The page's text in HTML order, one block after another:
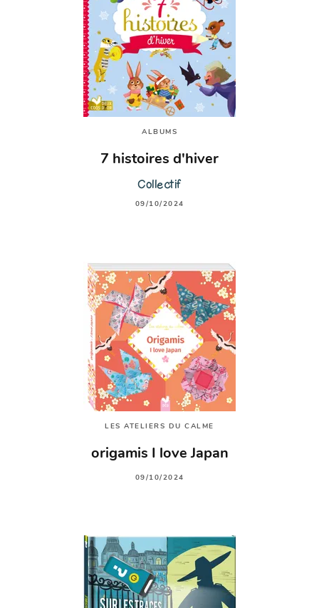
ALBUMS
7 histoires d'hiver
Collectif
09/10/2024
LES ATELIERS DU CALME
origamis I love Japan
09/10/2024